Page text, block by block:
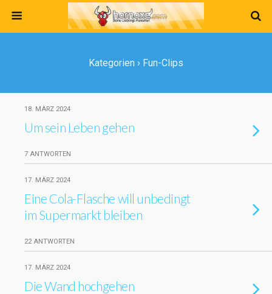
Kategorien › Fun-Clips
18. MÄRZ 2024
Um sein Leben gehen
7 ANTWORTEN
17. MÄRZ 2024
Eine Cola-Flasche will unbedingt
im Supermarkt bleiben
22 ANTWORTEN
17. MÄRZ 2024
Die Wand hochgehen